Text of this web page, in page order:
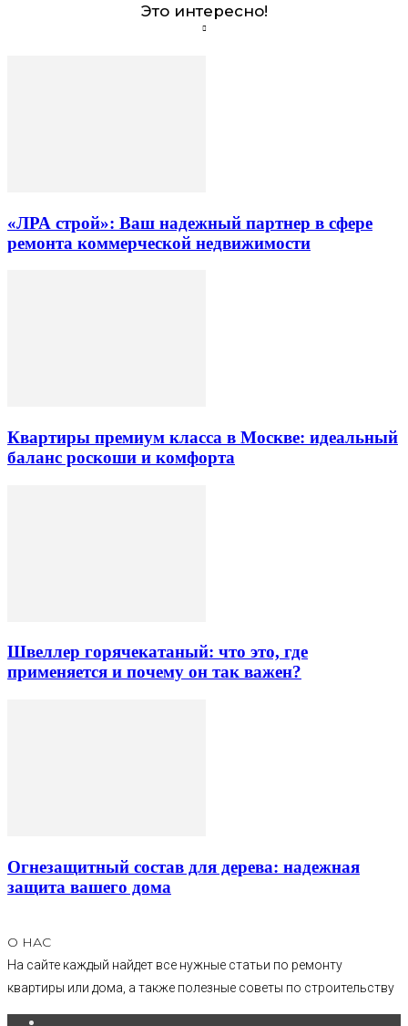
Это интересно!
«ЛРА строй»: Ваш надежный партнер в сфере
ремонта коммерческой недвижимости
Квартиры премиум класса в Москве: идеальный
баланс роскоши и комфорта
Швеллер горячекатаный: что это, где
применяется и почему он так важен?
Огнезащитный состав для дерева: надежная
защита вашего дома
О НАС
На сайте каждый найдет все нужные статьи по ремонту
квартиры или дома, а также полезные советы по строительству